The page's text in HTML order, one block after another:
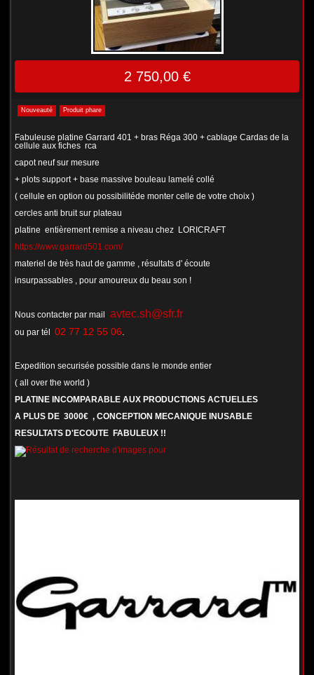
2 750,00 €
Nouveauté Produit phare
Fabuleuse platine Garrard 401 + bras Réga 300 + cablage Cardas de la
cellule aux fiches rca
capot neuf sur mesure
+ plots support + base massive bouleau lamelé collé
( cellule en option ou possibilitéde monter celle de votre choix )
cercles anti bruit sur plateau
platine entièrement remise a niveau chez LORICRAFT
https://www.garrard501.com/
materiel de très haut de gamme , résultats d' écoute
insurpassables , pour amoureux du beau son !
Nous contacter par mail avtec.sh@sfr.fr
ou par tél 02 77 12 55 06
Expedition securisée possible dans le monde entier
( all over the world )
PLATINE INCOMPARABLE AUX PRODUCTIONS ACTUELLES
A PLUS DE 3000€ , CONCEPTION MECANIQUE INUSABLE
RESULTATS D'ECOUTE FABULEUX !!